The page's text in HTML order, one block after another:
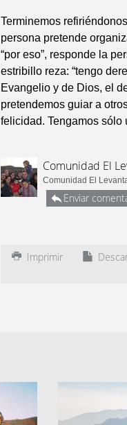
Terminemos
persona pretende
“por eso”, responde la
estribillo reza: “tengo
Evangelio y de Dios, el
pretendemos guiar a
felicidad. Tengamos sólo
Comunidad El
Comunidad El
Enviar
Imprimir